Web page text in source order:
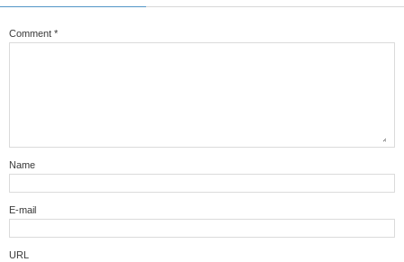
Comment *
Name
E-mail
URL